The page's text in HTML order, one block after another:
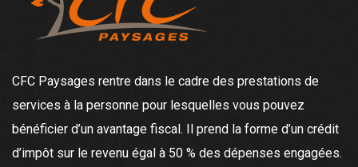
CFC Paysages rentre dans le cadre des prestations de
services à la personne pour lesquelles vous pouvez
bénéficier d’un avantage fiscal. Il prend la forme d’un crédit
d’impôt sur le revenu égal à 50 % des dépenses engagées.